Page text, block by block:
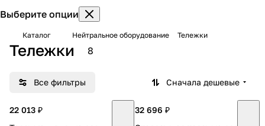
Выберите опции
Каталог Нейтральное оборудование Тележки
Тележки 8
Все фильтры Сначала дешевые
22 013 ₽
32 696 ₽